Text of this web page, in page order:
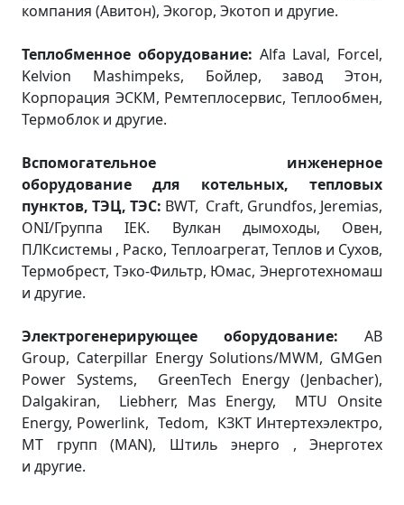
компания (Авитон), Экогор, Экотоп и другие.
Теплобменное оборудование: Alfa Laval, Forcel,
Kelvion Mashimpeks, Бойлер, завод Этон,
Корпорация ЭСКМ, Ремтеплосервис, Теплообмен,
Термоблок и другие.
Вспомогательное инженерное
оборудование
для котельных, тепловых
пунктов, ТЭЦ, ТЭС: BWT, Craft, Grundfos, Jeremias,
ONI/Группа IEK. Вулкан дымоходы, Овен,
ПЛКсистемы , Раско, Теплоагрегат, Теплов и Сухов,
Термобрест, Тэко-Фильтр, Юмас, Энерготехномаш
и другие.
Электрогенерирующее оборудование: AB
Group, Caterpillar Energy Solutions/MWM, GMGen
Power Systems, GreenTech Energy (Jenbacher),
Dalgakiran, Liebherr, Mas Energy, MTU Onsite
Energy, Powerlink, Tedom, КЗКТ Интертехэлектро,
МТ групп (MAN), Штиль энерго , Энерготех
и другие.